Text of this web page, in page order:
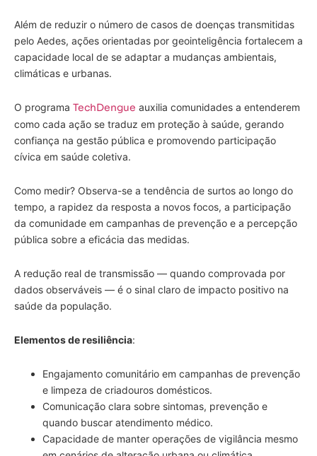
Além de reduzir o número de casos de doenças transmitidas
pelo Aedes, ações orientadas por geointeligência fortalecem a
capacidade local de se adaptar a mudanças ambientais,
climáticas e urbanas.
O programa TechDengue auxilia comunidades a entenderem
como cada ação se traduz em proteção à saúde, gerando
confiança na gestão pública e promovendo participação
cívica em saúde coletiva.
Como medir? Observa-se a tendência de surtos ao longo do
tempo, a rapidez da resposta a novos focos, a participação
da comunidade em campanhas de prevenção e a percepção
pública sobre a eficácia das medidas.
A redução real de transmissão — quando comprovada por
dados observáveis — é o sinal claro de impacto positivo na
saúde da população.
Elementos de resiliência:
Engajamento comunitário em campanhas de prevenção
e limpeza de criadouros domésticos.
Comunicação clara sobre sintomas, prevenção e
quando buscar atendimento médico.
Capacidade de manter operações de vigilância mesmo